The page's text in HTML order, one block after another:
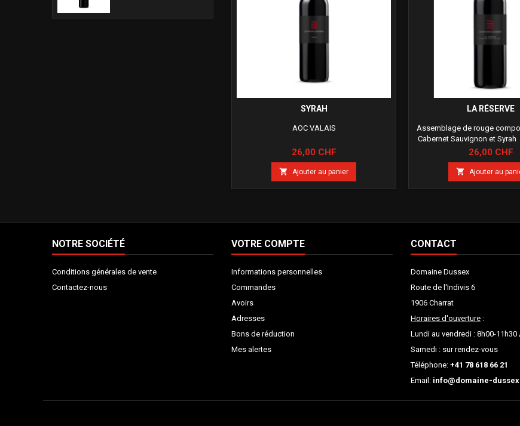
SYRAH
AOC VALAIS
Prix
26,00 CHF
 Ajouter au panier
LA RÉSERVE
Assemblage de rouge
Cabernet Sauvignon et Syrah
Prix
26,00 CHF
 Ajouter au
NOTRE SOCIÉTÉ
Conditions générales de vente
Contactez-nous
VOTRE COMPTE
Informations personnelles
Commandes
Avoirs
Adresses
Bons de réduction
Mes alertes
CONTACT
Domaine Dussex
Route de l'Indivis 6
1906 Charrat
Horaires d'ouverture :
Lundi au vendredi : 8h00-11h30
Samedi : sur rendez-vous
Téléphone: +41 78 618 66 21
Email: info@domaine-